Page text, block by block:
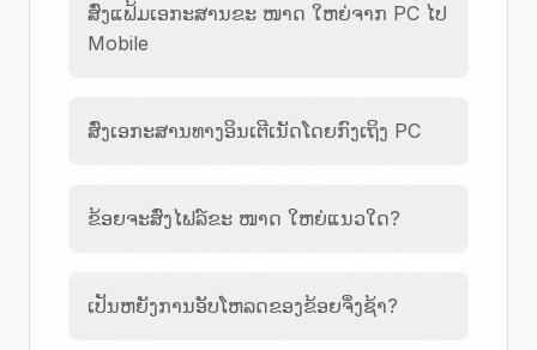
ສົ່ງແຟ້ມເອກະສານຂະ ໜາດ ໃຫຍ່ຈາກ PC ໄປ
Mobile
ສົ່ງເອກະສານທາງອິນເຕີເນັດໂດຍກົງເຖິງ PC
ຂ້ອຍຈະສົ່ງໄຟລ໌ຂະ ໜາດ ໃຫຍ່ແນວໃດ?
ເປັນຫຍັງການອັບໂຫລດຂອງຂ້ອຍຈຶ່ງຊ້າ?